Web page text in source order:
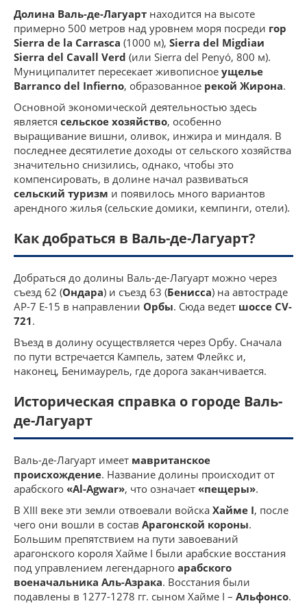
Долина Валь-де-Лагуарт находится на высоте
примерно 500 метров над уровнем моря посреди гор
Sierra de la Carrasca (1000 м), Sierra del Migdiaи
Sierra del Cavall Verd (или Sierra del Penyó, 800 м).
Муниципалитет пересекает живописное ущелье
Barranco del Infierno, образованное рекой Жирона.
Основной экономической деятельностью здесь
является сельское хозяйство, особенно
выращивание вишни, оливок, инжира и миндаля. В
последнее десятилетие доходы от сельского хозяйства
значительно снизились, однако, чтобы это
компенсировать, в долине начал развиваться
сельский туризм и появилось много вариантов
арендного жилья (сельские домики, кемпинги, отели).
Как добраться в Валь-де-Лагуарт?
Добраться до долины Валь-де-Лагуарт можно через
съезд 62 (Ондара) и съезд 63 (Бенисса) на автостраде
AP-7 E-15 в направлении Орбы. Сюда ведет шоссе CV-
721.
Въезд в долину осуществляется через Орбу. Сначала
по пути встречается Кампель, затем Флейкс и,
наконец, Бенимаурель, где дорога заканчивается.
Историческая справка о городе Валь-
де-Лагуарт
Валь-де-Лагуарт имеет мавританское
происхождение. Название долины происходит от
арабского «Al-Agwar», что означает «пещеры».
В XIII веке эти земли отвоевали войска Хайме I, после
чего они вошли в состав Арагонской короны.
Большим препятствием на пути завоеваний
арагонского короля Хайме I были арабские восстания
под управлением легендарного арабского
военачальника Аль-Азрака. Восстания были
подавлены в 1277-1278 гг. сыном Хайме I – Альфонсо.